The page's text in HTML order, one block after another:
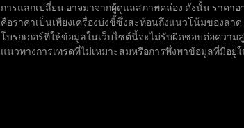
การแลกเปลี่ยน อาจมาจากผู้ดูแลสภาพคล่อง ดังนั้น ราคา
คือราคาเป็นเพียงเครื่องบ่งชี้ซึ่งสะท้อนถึงแนวโน้มของลา
โบรกเกอร์ที่ให้ข้อมูลในเว็บไซต์นี้จะไม่รับผิดชอบต่อควา
แนวทางการเทรดที่ไม่เหมาะสมหรือการพึ่งพาข้อมูลที่มีอยู่